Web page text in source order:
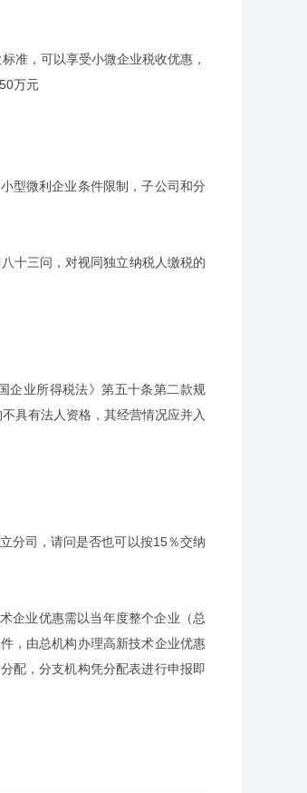
，可以享受小微企业税收优惠，
万元
型微利企业条件限制，子公司和分
十三问，对视同独立纳税人缴税的
业所得税法》第五十条第二款规
具有法人资格，其经营情况应并入
分司，请问是否也可以按15％交纳
企业优惠需以当年度整个企业（总
，由总机构办理高新技术企业优惠
配，分支机构凭分配表进行申报即